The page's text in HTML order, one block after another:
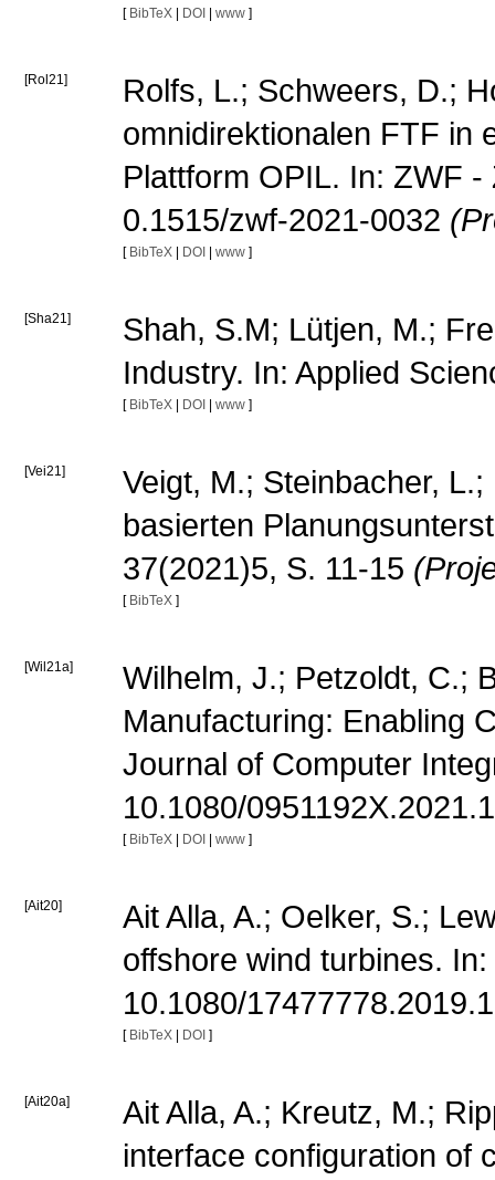
[ BibTeX| DOI www ]
[Rol21]
Rolfs, L.; Schweers, D.;
omnidirektionalen FTF in
Plattform OPIL. In: ZWF
0.1515/zwf-2021-0032
[ BibTeX| DOI www ]
[Sha21]
Shah, S.M; Lütjen, M.;
Industry. In: Applied
[ BibTeX| DOI www ]
[Vei21]
Veigt, M.; Steinbacher,
basierten
37(2021)5, S. 11-15
[ BibTeX ]
[Wil21a]
Wilhelm, J.; Petzoldt, C.;
Manufacturing: Enabling
Journal of Computer
10.1080/
[ BibTeX| DOI www ]
[Ait20]
Ait Alla, A.; Oelker, S.;
offshore wind turbines.
10.1080/
[ BibTeX| DOI ]
[Ait20a]
Ait Alla, A.; Kreutz, M.;
interface configuration of